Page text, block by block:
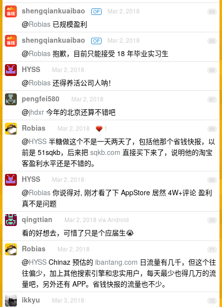
64
shengqiankuaibao OP Mar 2, 2018
@Robias 已规模盈利
65
shengqiankuaibao OP Mar 2, 2018
@Robias 抱歉，目前只能接受 18 年毕业实习生
66
HYSS Mar 2, 2018
@Robias 还得养活公司人呐！
67
pengfei580 Mar 2, 2018
@jhdxr 今年的北京还算不错吧
68
Robias Mar 2, 2018 1
@HYSS 半糖做这个不是一天两天了，包括他那个省钱快报，以
前是 51sqkb，后来把 sqkb.com 直接买下来了，说明他的淘宝
客盈利水平还是不错的。
69
HYSS Mar 2, 2018
@Robias 你说得对, 刚才看了下 AppStore 居然 4W+评论 盈利
真不是问题
70
qingttian Mar 2, 2018 via Android
看的好想去，可惜了只是个应届生😭
71
Robias Mar 2, 2018
@HYSS Chinaz 预估的 ibantang.com 日流量有几千，但这个往
往偏少，加上其他搜索引擎和忠实用户，每天最少也得几万的流
量吧，另外还有 APP。省钱快报的流量也不少。
72
ikkyu Mar 3, 2018